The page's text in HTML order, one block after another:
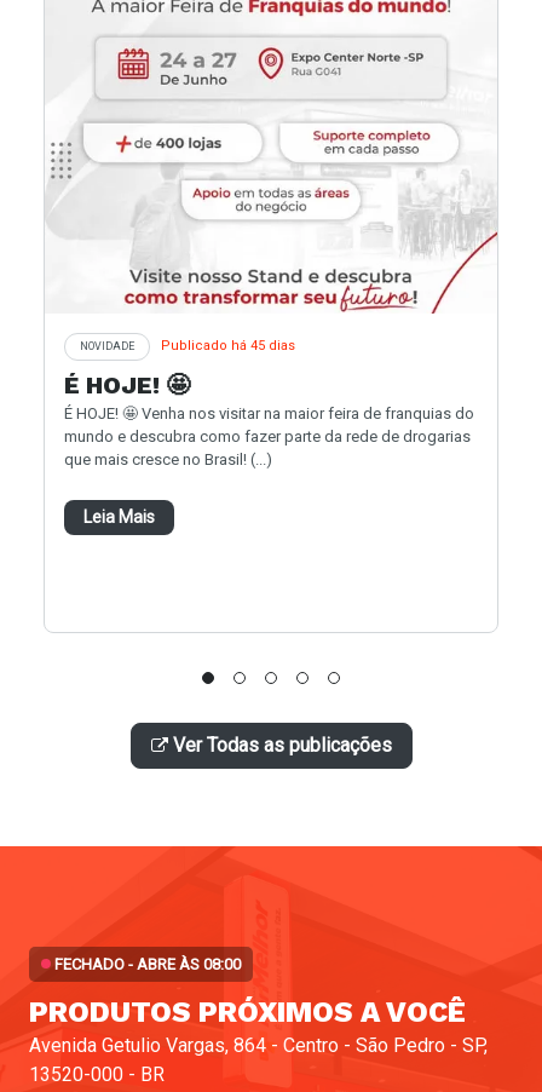
NOVIDADE Publicado há 45 dias
É HOJE! 🤩
É HOJE! 🤩 Venha nos visitar na maior feira de franquias do
mundo e descubra como fazer parte da rede de drogarias
que mais cresce no Brasil! (...)
Leia Mais
Ver Todas as publicações
FECHADO - ABRE ÀS 08:00
PRODUTOS PRÓXIMOS A VOCÊ
Avenida Getulio Vargas, 864 - Centro - São Pedro - SP,
13520-000 - BR